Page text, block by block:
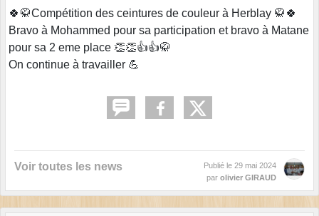
🍀🥋Compétition des ceintures de couleur à Herblay 🥋🍀
Bravo à Mohammed pour sa participation et bravo à Matane
pour sa 2 eme place 👏👏👍👍🥋
On continue à travailler 💪
Voir toutes les news Publié le 29 mai 2024
par olivier GIRAUD